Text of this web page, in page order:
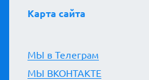
Карта сайта
МЫ в Телеграм
МЫ ВКОНТАКТЕ